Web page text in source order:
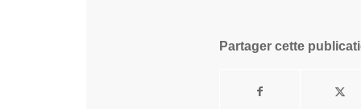
Partager cette